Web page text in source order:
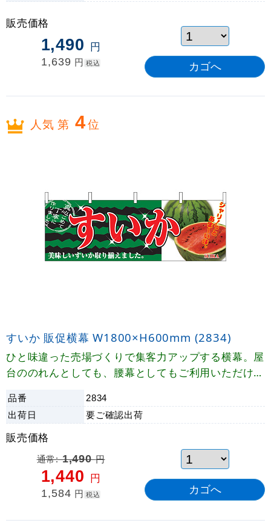
販売価格
1,490 円
1,639 円 税込
人気 第 4位
すいか 販促横幕 W1800×H600mm (2834)
ひと味違った売場づくりで集客力アップする横幕。屋
台ののれんとしても、腰幕としてもご利用いただけま
品番 2834
出荷日 要ご確認出荷
販売価格
通常:1,490円
1,440 円
1,584 円 税込